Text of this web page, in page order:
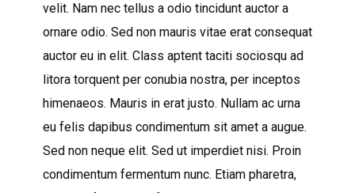
velit. Nam nec tellus a odio tincidunt auctor a
ornare odio. Sed non mauris vitae erat consequat
auctor eu in elit. Class aptent taciti sociosqu ad
litora torquent per conubia nostra, per inceptos
himenaeos. Mauris in erat justo. Nullam ac urna
eu felis dapibus condimentum sit amet a augue.
Sed non neque elit. Sed ut imperdiet nisi. Proin
condimentum fermentum nunc. Etiam pharetra,